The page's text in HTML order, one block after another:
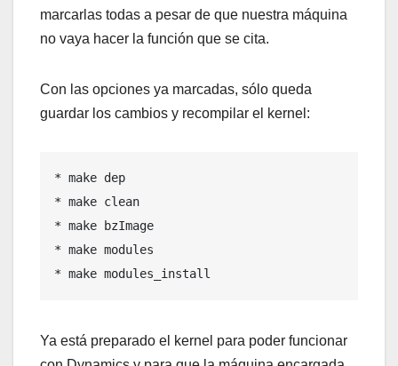
marcarlas todas a pesar de que nuestra máquina
no vaya hacer la función que se cita.
Con las opciones ya marcadas, sólo queda
guardar los cambios y recompilar el kernel:
* make dep
* make clean
* make bzImage
* make modules
* make modules_install
Ya está preparado el kernel para poder funcionar